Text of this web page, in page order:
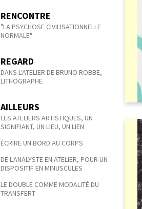
RENCONTRE
"LA PSYCHOSE CIVILISATIONNELLE
NORMALE"
REGARD
DANS L'ATELIER DE BRUNO ROBBE,
LITHOGRAPHE
AILLEURS
LES ATELIERS ARTISTIQUES, UN
SIGNIFIANT, UN LIEU, UN LIEN
ÉCRIRE UN BORD AU CORPS
DE L'ANALYSTE EN ATELIER, POUR UN
DISPOSITIF EN MINUSCULES
LE DOUBLE COMME MODALITÉ DU
TRANSFERT